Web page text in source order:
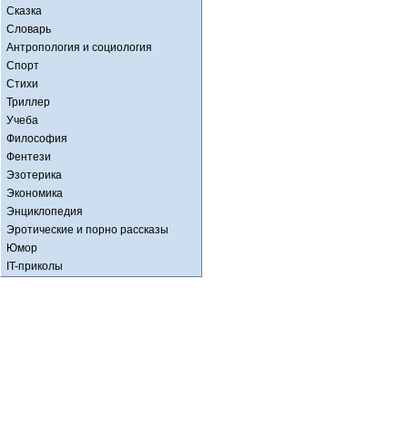
Сказка
Словарь
Антропология и социология
Спорт
Стихи
Триллер
Учеба
Философия
Фентези
Эзотерика
Экономика
Энциклопедия
Эротические и порно рассказы
Юмор
IT-приколы